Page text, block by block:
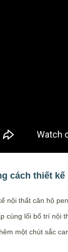
cách thiết kế
nội thất căn hộ
cùng lối bố trí nội
một chút sắc